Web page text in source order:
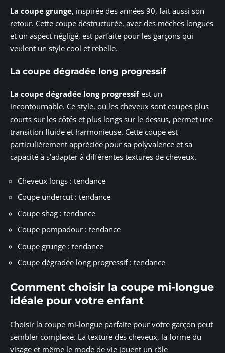
La coupe grunge, inspirée des années 90, fait aussi son
retour. Cette coupe déstructurée, avec des mèches longues
et un aspect négligé, est parfaite pour les garçons qui
veulent un style cool et rebelle.
La coupe dégradée long progressif
La coupe dégradée long progressifest un
incontournable. Ce style, où les cheveux sont coupés plus
courts sur les côtés et plus longs sur le dessus, permet une
transition fluide et harmonieuse. Cette coupe est
particulièrement appréciée pour sa polyvalence et sa
capacité à s’adapter à différentes textures de cheveux.
Cheveux longs : tendance
Coupe undercut : tendance
Coupe shag : tendance
Coupe pompadour : tendance
Coupe grunge : tendance
Coupe dégradée long progressif : tendance
Comment choisir la coupe mi-longue
idéale pour votre enfant
Choisir la coupe mi-longue parfaite pour votre garçon peut
sembler complexe. La texture des cheveux, la forme du
visage et même le mode de vie jouent un rôle